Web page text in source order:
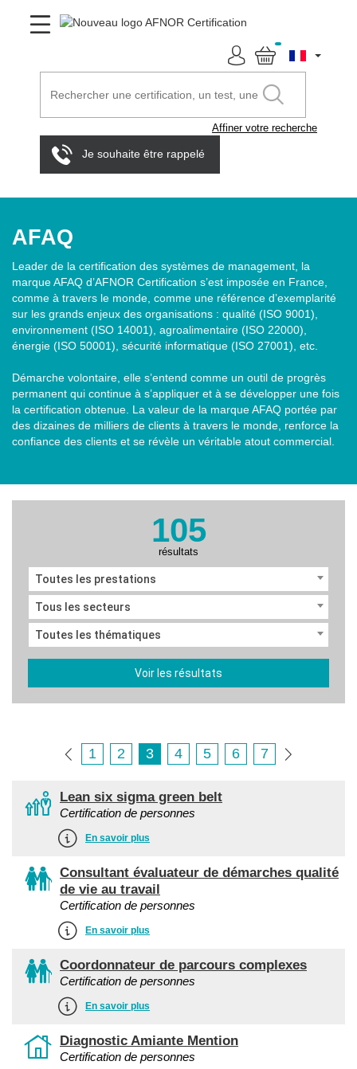
Affiner votre recherche
Je souhaite être rappelé
AFAQ
Leader de la certification des systèmes de management, la
marque AFAQ d’AFNOR Certification s’est imposée en France,
comme à travers le monde, comme une référence d’exemplarité
sur les grands enjeux des organisations : qualité (ISO 9001),
environnement (ISO 14001), agroalimentaire (ISO 22000),
énergie (ISO 50001), sécurité informatique (ISO 27001), etc.
Démarche volontaire, elle s’entend comme un outil de progrès
permanent qui continue à s’appliquer et à se développer une fois
la certification obtenue. La valeur de la marque AFAQ portée par
des dizaines de milliers de clients à travers le monde, renforce la
confiance des clients et se révèle un véritable atout commercial.
105
résultats
Toutes les prestations
Tous les secteurs
Toutes les thématiques
Voir les résultats
1 2 3 4 5 6 7
Lean six sigma green belt
Certification de personnes
En savoir plus
Consultant évaluateur de démarches qualité
de vie au travail
Certification de personnes
En savoir plus
Coordonnateur de parcours complexes
Certification de personnes
En savoir plus
Diagnostic Amiante Mention
Certification de personnes